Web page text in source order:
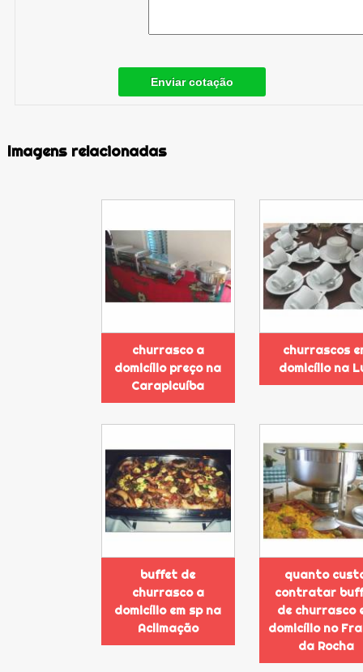
Enviar cotação
Imagens relacionadas
churrasco a
domicílio preço na
Carapicuíba
churrascos
domicílio na
buffet de
churrasco a
domicílio em sp na
Aclimação
quanto
contratar
de churrasco
domicílio no
da Rocha